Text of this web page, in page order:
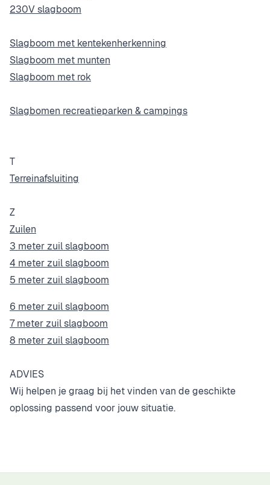
230V slagboom
Slagboom met kentekenherkenning
Slagboom met munten
Slagboom met rok
Slagbomen recreatieparken & campings
T
Terreinafsluiting
Z
Zuilen
3 meter zuil slagboom
4 meter zuil slagboom
5 meter zuil slagboom
6 meter zuil slagboom
7 meter zuil slagboom
8 meter zuil slagboom
ADVIES
Wij helpen je graag bij het vinden van de geschikte
oplossing passend voor jouw situatie.